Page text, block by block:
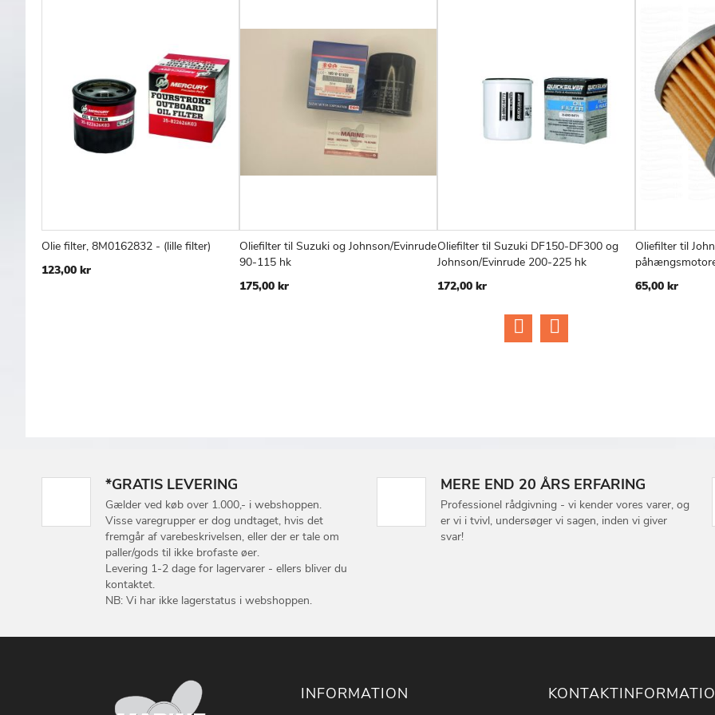
TILFØJSAMMENLIGN
Olie filter, 8M0162832 - (lille filter)
123,00 kr
Læg i kurv SAMMENLIGN
Oliefilter til Suzuki og Johnson/Evinrude
90-115 hk
175,00 kr
Læg i kurv
TILFØJSAMMENLIGN
Oliefilter til Suzuki DF150-DF300 og
Johnson/Evinrude 200-225 hk
172,00 kr
Læg i kurv
Oliefilter til
65,00 kr
*GRATIS LEVERING
Gælder ved køb over 1.000,- i webshoppen.
Visse varegrupper er dog undtaget, hvis det
fremgår af varebeskrivelsen, eller der er tale om
paller/gods til ikke brofaste øer.
Levering 1-2 dage for lagervarer - ellers bliver du
kontaktet.
NB: Vi har ikke lagerstatus i webshoppen.
MERE END 20 ÅRS ERFARING
Professionel rådgivning - vi kender vores varer, og
er vi i tvivl, undersøger vi sagen, inden vi giver
svar!
INFORMATION